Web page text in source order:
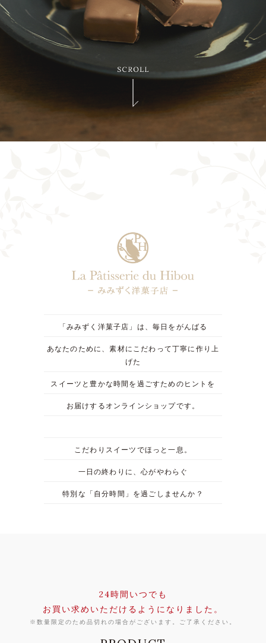
「みみずく洋菓子店」は、毎日をがんばる
あなたのために、素材にこだわって丁寧に作り上
げた
スイーツと豊かな時間を過ごすためのヒントを
お届けするオンラインショップです。
こだわりスイーツでほっと一息。
一日の終わりに、心がやわらぐ
特別な「自分時間」を過ごしませんか？
24時間いつでも
お買い求めいただけるようになりました。
※数量限定のため品切れの場合がございます。ご了承ください。